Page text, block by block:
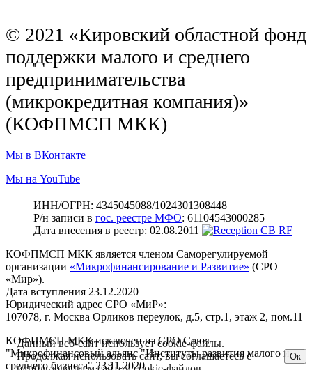
© 2021 «Кировский областной фонд
поддержки малого и среднего
предпринимательства
(микрокредитная компания)»
(КОФПМСП МКК)
Мы в ВКонтакте
Мы на YouTube
ИНН/ОГРН: 4345045088/1024301308448
Р/н записи в гос. реестре МФО: 61104543000285
Дата внесения в реестр: 02.08.2011
КОФПМСП МКК является членом Саморегулируемой
организации «Микрофинансирование и Развитие» (СРО
«Мир»).
Дата вступления 23.12.2020
Юридический адрес СРО «МиР»:
107078, г. Москва Орликов переулок, д.5, стр.1, этаж 2, пом.11
КОФПМСП МКК исключен из СРО Союз
"Микрофинансовый альянс "Институты развития малого и
среднего бизнеса" 23.11.2020
Данный веб-сайт использует cookie-файлы.
Продолжая использовать сайт, вы соглашаетесь с
Ок